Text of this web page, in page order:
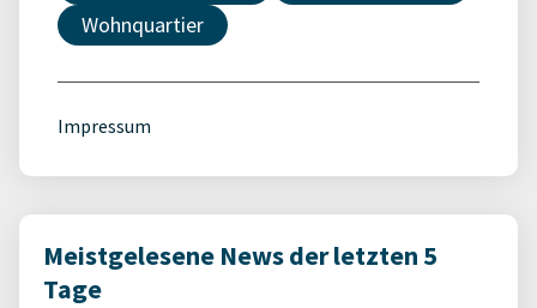
Wohnquartier
Impressum
Meistgelesene News der letzten 5
Tage